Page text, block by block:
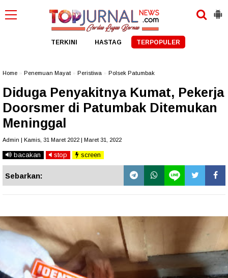
TERKINI HASTAG TERPOPULER
Home Penemuan Mayat Peristiwa Polsek Patumbak
Diduga Penyakitnya Kumat, Pekerja
Doorsmer di Patumbak Ditemukan
Meninggal
Admin | Kamis, 31 Maret 2022 | Maret 31, 2022
bacakan stop screen
Sebarkan: